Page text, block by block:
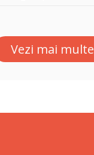
Vezi mai multe